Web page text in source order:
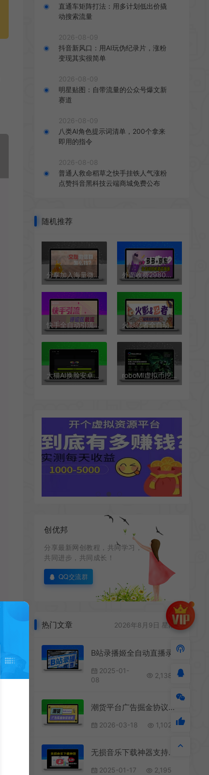
直通车矩阵打法：用多计划低出价撬
动搜索流量
2026-08-09
抖音新风口：用AI玩伪纪录片，涨粉
变现其实很简单
2026-08-09
明星贴图：自带流量的公众号爆文新
赛道
2026-08-09
八类AI角色提示词清单，200个拿来
即用的指令
2026-08-08
普通人救命稻草之快手挂铁人气涨粉
点赞抖音黑科技云端商城免费公布
随机推荐
分享加入海量微信群的方法之找微信群怎么找？ 外面收费2980的最新电脑多多+京东全自动挂机掘金项目，单机一天200+
快手全自动引流获客助手，评论区截流利器日引各行业精准粉200+ 火影忍者全自动挂机项目永久脚本+详细教程，单窗口日收益10+
大猫AI换脸安卓软件 roboMI虚拟币挖矿协议全自动挂机项目协议脚本，多号批量操作日产90个
创优邦
分享最新网创教程，共同学习，
共同进步，共同成长！
QQ交流群
热门文章 2026年8月9日 星期日
B站录播姬全自动直播录制
2025-01-
08
2,138
潮货平台广告掘金协议挂机项目脚本，单号每天1潮米=2-3+
2026-03-18 1,102
无损音乐下载神器支持批量下载和在线播放
2025-01-17 2,195